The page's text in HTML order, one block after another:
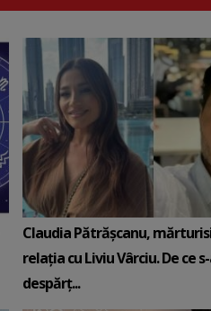
Claudia Pătrășcanu,
relația cu Liviu Vârciu. De ce
despărț...